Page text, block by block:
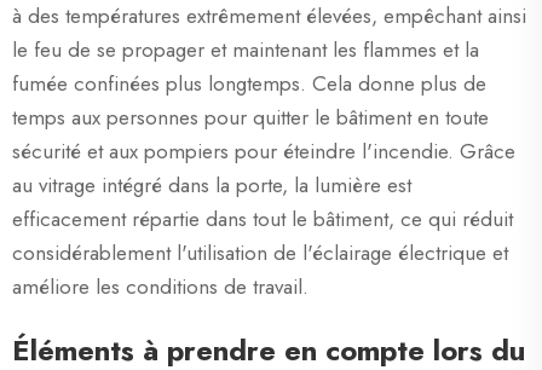
à des températures extrêmement élevées, empêchant ainsi
le feu de se propager et maintenant les flammes et la
fumée confinées plus longtemps. Cela donne plus de
temps aux personnes pour quitter le bâtiment en toute
sécurité et aux pompiers pour éteindre l'incendie. Grâce
au vitrage intégré dans la porte, la lumière est
efficacement répartie dans tout le bâtiment, ce qui réduit
considérablement l'utilisation de l'éclairage électrique et
améliore les conditions de travail.
Éléments à prendre en compte lors du